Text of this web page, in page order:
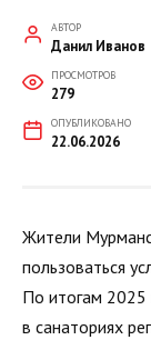
АВТОР
Данил Иванов
ПРОСМОТРОВ
279
ОПУБЛИКОВАНО
22.06.2026
Жители
пользоваться
По итогам 2025
в санаториях